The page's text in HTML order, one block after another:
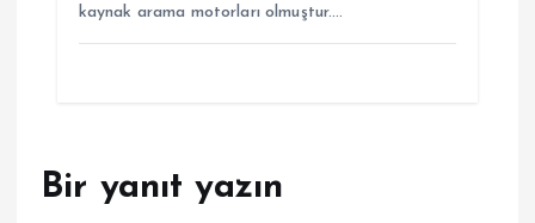
kaynak arama motorları olmuştur.…
Bir yanıt yazın